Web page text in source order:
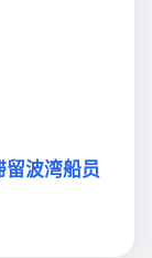
波湾船员